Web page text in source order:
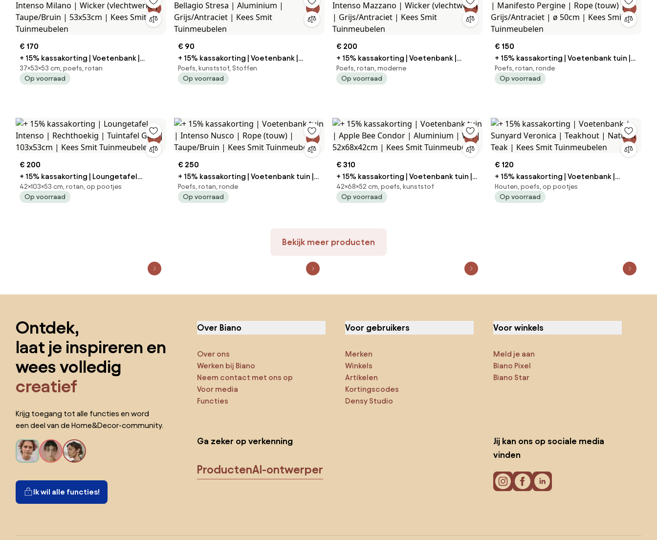
€ 170
+ 15% kassakorting | Voetenbank |
Intenso Milano | Wicker (vlechtwerk) |
Taupe/Bruin | 53x53cm | Kees Smit
37×53×53 cm, poefs, rotan
Op voorraad
€ 90
+ 15% kassakorting | Voetenbank |
Bellagio Stresa | Aluminium |
Grijs/Antraciet | Kees Smit
Poefs, kunststof, Stoffen
Op voorraad
€ 200
+ 15% kassakorting | Voetenbank |
Intenso Mazzano | Wicker (vlechtwerk)
| Grijs/Antraciet | Kees Smit
Poefs, rotan, moderne
Op voorraad
€ 150
+ 15% kassakorting | Voetenbank tuin |
Manifesto Pergine | Rope (touw) |
Grijs/Antraciet | ø 50cm | Kees Smit
Poefs, rotan, ronde
Op voorraad
€ 200
+ 15% kassakorting | Loungetafel
Intenso | Rechthoekig | Tuintafel Glas |
103x53cm | Kees Smit Tuinmeubelen
42×103×53 cm, rotan, op pootjes
Op voorraad
€ 250
+ 15% kassakorting | Voetenbank tuin |
Intenso Nusco | Rope (touw) |
Taupe/Bruin | Kees Smit Tuinmeubelen
Poefs, rotan, ronde
Op voorraad
€ 310
+ 15% kassakorting | Voetenbank tuin |
Apple Bee Condor | Aluminium | Wit |
52x68x42cm | Kees Smit Tuinmeubelen
42×68×52 cm, poefs, kunststof
Op voorraad
€ 120
+ 15% kassakorting | Voetenbank |
Sunyard Veronica | Teakhout | Natural
Teak | Kees Smit Tuinmeubelen
Houten, poefs, op pootjes
Op voorraad
Bekijk meer producten
Ontdek,
laat je inspireren en
wees volledig
creatief
Krijg toegang tot alle functies en word
een deel van de Home&Decor-community.
Ik wil alle functies!
Over Biano
Over ons
Werken bij Biano
Neem contact met ons op
Voor media
Functies
Voor gebruikers
Merken
Winkels
Artikelen
Kortingscodes
Densy Studio
Voor winkels
Meld je aan
Biano Pixel
Biano Star
Ga zeker op verkenning
ProductenAI-ontwerper
Jij kan ons op sociale media
vinden